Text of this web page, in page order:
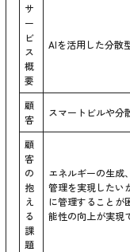
サ
ー
ビ
ス
概
要
AIを活用した分散
顧
客
スマートビルや分
顧
客
の
抱
え
る
課
題
エネルギーの生成
管理を実現したい
に管理することが
能性の向上が実現